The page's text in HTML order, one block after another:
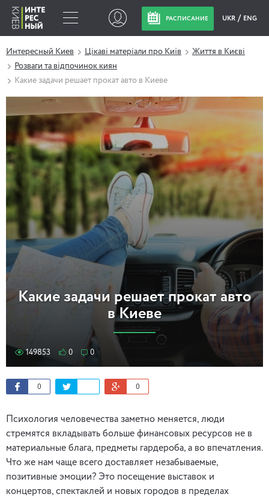
РАСПИСАНИЕ UKR ENG
Интересный Киев Цікаві матеріали про Київ
Життя в Києві
Розваги та відпочинок киян
Какие задачи решает прокат авто в Киеве
Какие задачи решает прокат авто
в Киеве
149853 0 0
0 0
Психология человечества заметно меняется, люди
стремятся вкладывать больше финансовых ресурсов не в
материальные блага, предметы гардероба, а во впечатления.
Что же нам чаще всего доставляет незабываемые,
позитивные эмоции? Это посещение выставок и
концертов, спектаклей и новых городов в пределах